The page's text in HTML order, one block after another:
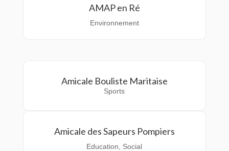
AMAP en Ré
Environnement
Amicale Bouliste Maritaise
Sports
Amicale des Sapeurs Pompiers
Education Social